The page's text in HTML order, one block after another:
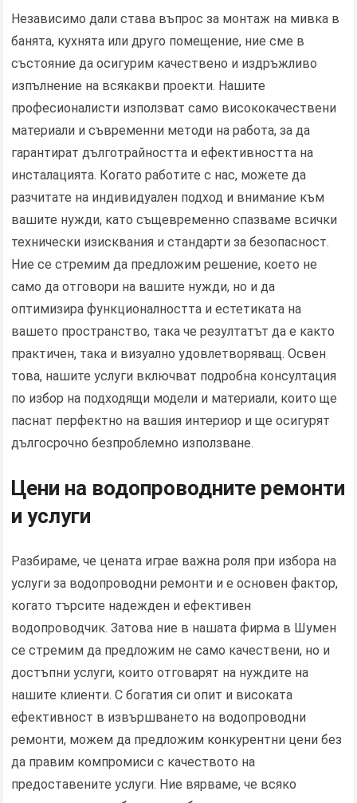
Независимо дали става въпрос за монтаж на мивка в
банята, кухнята или друго помещение, ние сме в
състояние да осигурим качествено и издръжливо
изпълнение на всякакви проекти. Нашите
професионалисти използват само висококачествени
материали и съвременни методи на работа, за да
гарантират дълготрайността и ефективността на
инсталацията. Когато работите с нас, можете да
разчитате на индивидуален подход и внимание към
вашите нужди, като същевременно спазваме всички
технически изисквания и стандарти за безопасност.
Ние се стремим да предложим решение, което не
само да отговори на вашите нужди, но и да
оптимизира функционалността и естетиката на
вашето пространство, така че резултатът да е както
практичен, така и визуално удовлетворяващ. Освен
това, нашите услуги включват подробна консултация
по избор на подходящи модели и материали, които ще
паснат перфектно на вашия интериор и ще осигурят
дългосрочно безпроблемно използване.
Цени на водопроводните ремонти
и услуги
Разбираме, че цената играе важна роля при избора на
услуги за водопроводни ремонти и е основен фактор,
когато търсите надежден и ефективен
водопроводчик. Затова ние в нашата фирма в Шумен
се стремим да предложим не само качествени, но и
достъпни услуги, които отговарят на нуждите на
нашите клиенти. С богатия си опит и високата
ефективност в извършването на водопроводни
ремонти, можем да предложим конкурентни цени без
да правим компромиси с качеството на
предоставените услуги. Ние вярваме, че всяко